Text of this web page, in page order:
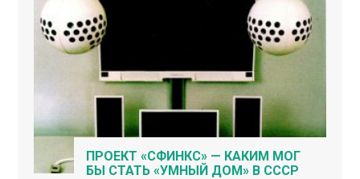
ПРОЕКТ «СФИНКС» — КАКИМ МОГ
БЫ СТАТЬ «УМНЫЙ ДОМ» В СССР